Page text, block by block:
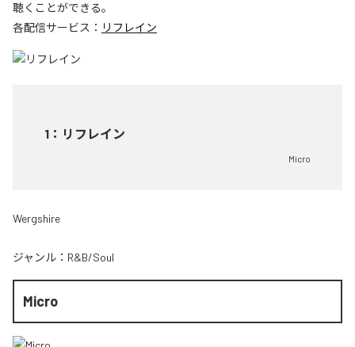
聴くことができる。
各配信サービス： リフレイン
1 ： リフレイン
Micro
Wergshire
ジャンル： R&B/Soul
Micro